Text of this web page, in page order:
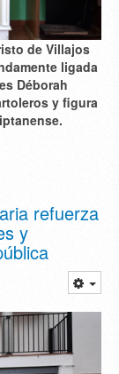
de Villajos
ligada
Déborah
y figura
refuerza
y